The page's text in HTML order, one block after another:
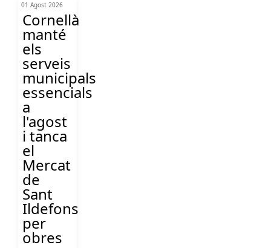
01 Agost 2026
Cornellà
manté
els
serveis
municipals
essencials
a
l'agost
i tanca
el
Mercat
de
Sant
Ildefons
per
obres